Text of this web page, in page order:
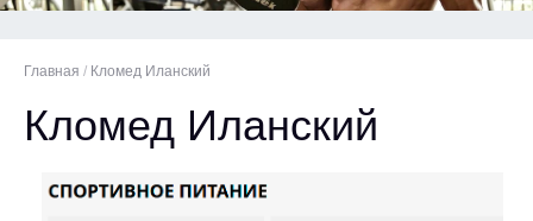
Главная / Кломед Иланский
Кломед Иланский